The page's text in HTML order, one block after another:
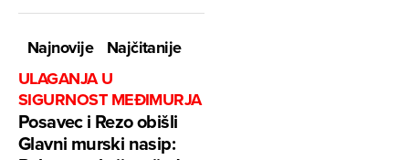
Najnovije
Najčitanije
ULAGANJA U
SIGURNOST MEĐIMURJA
Posavec i Rezo obišli
Glavni murski nasip: